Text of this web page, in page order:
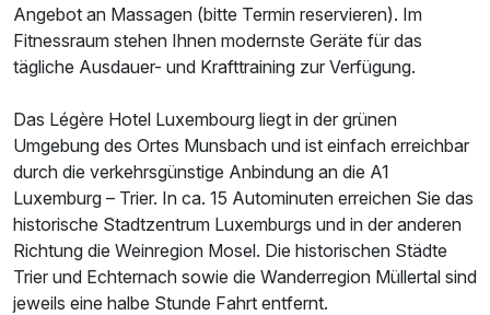
Ausstattung
Für 2 Tage p.P. ab139,00 €
Doppelzimmer Superior
Angebot an Massagen (bitte Termin reservieren). Im
Fitnessraum stehen Ihnen modernste Geräte für das
tägliche Ausdauer- und Krafttraining zur Verfügung.
Das Légère Hotel Luxembourg liegt in der grünen
Umgebung des Ortes Munsbach und ist einfach erreichbar
durch die verkehrsgünstige Anbindung an die A1
Luxemburg – Trier. In ca. 15 Autominuten erreichen Sie das
historische Stadtzentrum Luxemburgs und in der anderen
Richtung die Weinregion Mosel. Die historischen Städte
Trier und Echternach sowie die Wanderregion Müllertal sind
jeweils eine halbe Stunde Fahrt entfernt.